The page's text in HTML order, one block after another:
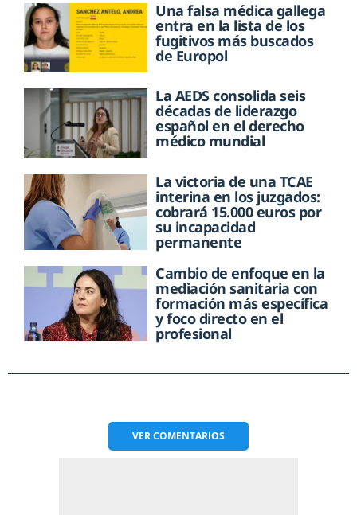
Una falsa médica gallega
entra en la lista de los
fugitivos más buscados
de Europol
La AEDS consolida seis
décadas de liderazgo
español en el derecho
médico mundial
La victoria de una TCAE
interina en los juzgados:
cobrará 15.000 euros por
su incapacidad
permanente
Cambio de enfoque en la
mediación sanitaria con
formación más específica
y foco directo en el
profesional
VERCOMENTARIOS